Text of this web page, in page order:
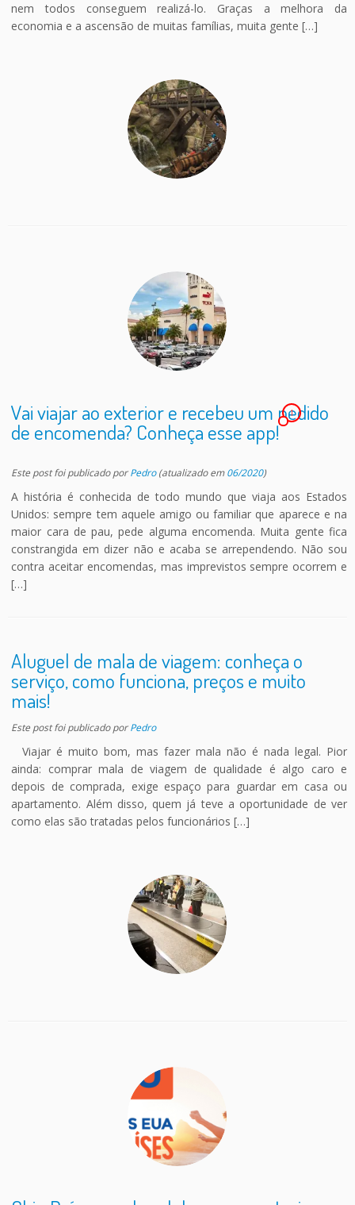
nem todos conseguem realizá-lo. Graças a melhora da
economia e a ascensão de muitas famílias, muita gente […]
Vai viajar ao exterior e recebeu um pedido
de encomenda? Conheça esse app!
1
Este post foi publicadoporPedro(atualizado em06/2020)
A história é conhecida de todo mundo que viaja aos Estados
Unidos: sempre tem aquele amigo ou familiar que aparece e na
maior cara de pau, pede alguma encomenda. Muita gente fica
constrangida em dizer não e acaba se arrependendo. Não sou
contra aceitar encomendas, mas imprevistos sempre ocorrem e
[…]
Aluguel de mala de viagem: conheça o
serviço, como funciona, preços e muito
mais!
Este post foi publicadoporPedro
Viajar é muito bom, mas fazer mala não é nada legal. Pior
ainda: comprar mala de viagem de qualidade é algo caro e
depois de comprada, exige espaço para guardar em casa ou
apartamento. Além disso, quem já teve a oportunidade de ver
como elas são tratadas pelos funcionários […]